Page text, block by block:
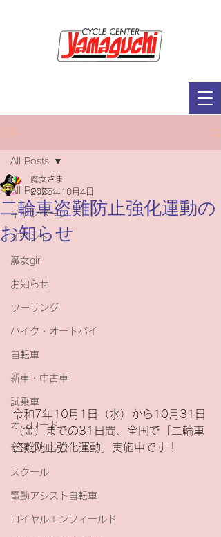
All Posts
キャンペーン
イベント
魔女girl
お知らせ
ツーリング
バイク・オートバイ
自転車
新車・中古車
試乗車
オフロード
サイクリング
スクール
電動アシスト自転車
ロイヤルエンフィールド
All Posts
二輪車盗難防止強化運動の
お知らせ
魔女さま
2025年10月4日
令和7年10月1日（水）から10月31日
（金）までの31日間、全国で「二輪車
盗難防止強化運動」実施中です！